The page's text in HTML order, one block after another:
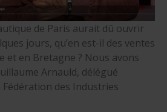
de Paris aurait dû ouvrir
jours, qu’en est-il des ventes
et en Bretagne ? Nous avons
Arnauld, délégué
des Industries